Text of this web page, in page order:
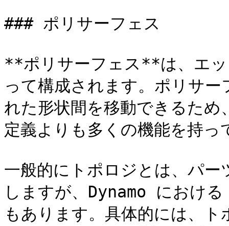
### ポリサーフェス
**ポリサーフェス**は、エ
って構成されます。ポリサ
れた形状間を移動できるた
定義よりも多くの機能を持っ
一般的にトポロジとは、パ
しますが、Dynamo におけ
もあります。具体的には、